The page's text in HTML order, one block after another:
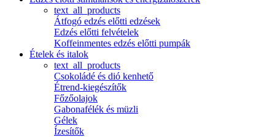
text_all_products
Átfogó edzés előtti edzések
Edzés előtti felvételek
Koffeinmentes edzés előtti pumpák
Ételek és italok
text_all_products
Csokoládé és dió kenhető
Étrend-kiegészítők
Főzőolajok
Gabonafélék és müzli
Gélek
Ízesítők